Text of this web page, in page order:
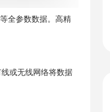
全参数数据。高精
或无线网络将数据